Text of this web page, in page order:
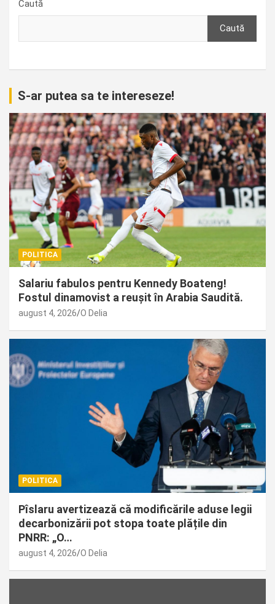
Caută
Caută
S-ar putea sa te intereseze!
POLITICA
Salariu fabulos pentru Kennedy Boateng!
Fostul dinamovist a reușit în Arabia Saudită.
august 4, 2026 O Delia
POLITICA
Pîslaru avertizează că modificările aduse legii
decarbonizării pot stopa toate plățile din
PNRR: „O…
august 4, 2026 O Delia